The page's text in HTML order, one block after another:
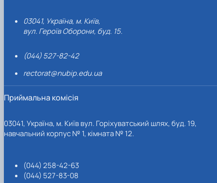
03041, Україна, м. Київ,
вул. Героїв Оборони, буд. 15.
(044) 527-82-42
rectorat@nubip.edu.ua
Приймальна комісія
03041, Україна, м. Київ вул. Горіхуватський шлях, буд. 19,
навчальний корпус № 1, кімната № 12.
(044) 258-42-63
(044) 527-83-08